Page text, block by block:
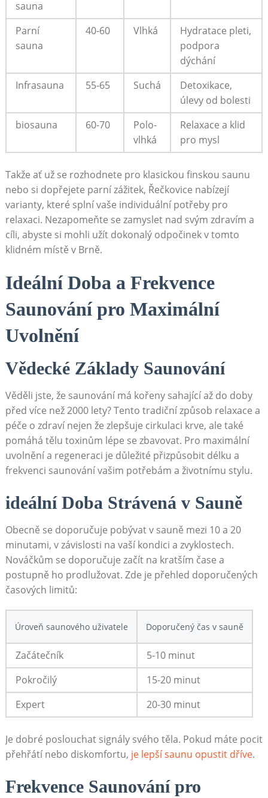
sauna
Parní
sauna
40-60 Vlhká
Hydratace pleti,
podpora
dýchání
Infrasauna
55-65 Suchá
Detoxikace,
úlevy od bolesti
biosauna
60-70
Polo-
vlhká
Relaxace a klid
pro mysl
Takže ať už se rozhodnete pro klasickou finskou saunu
nebo si dopřejete parní zážitek, Řečkovice nabízejí
varianty, které splní vaše individuální potřeby pro
relaxaci. Nezapomeňte se zamyslet nad svým zdravím a
cíli, abyste si mohli užít dokonalý odpočinek v tomto
klidném místě v Brně.
Ideální Doba a Frekvence
Saunování pro Maximální
Uvolnění
Vědecké Základy Saunování
Věděli jste, že saunování má kořeny sahající až do doby
před více než 2000 lety? Tento tradiční způsob relaxace a
péče o zdraví nejen že zlepšuje cirkulaci krve, ale také
pomáhá tělu toxinům lépe se zbavovat. Pro maximální
uvolnění a regeneraci je důležité přizpůsobit délku a
frekvenci saunování vašim potřebám a životnímu stylu.
ideální Doba Strávená v Sauně
Obecně se doporučuje pobývat v sauně mezi 10 a 20
minutami, v závislosti na vaší kondici a zvyklostech.
Nováčkům se doporučuje začít na kratším čase a
postupně ho prodlužovat. Zde je přehled doporučených
časových limitů:
Úroveň saunového uživatele Doporučený čas v sauně
Začátečník
5-10 minut
Pokročilý
15-20 minut
Expert
20-30 minut
Je dobré poslouchat signály svého těla. Pokud máte pocit
přehřátí nebo diskomfortu, je lepší saunu opustit dříve.
Frekvence Saunování pro